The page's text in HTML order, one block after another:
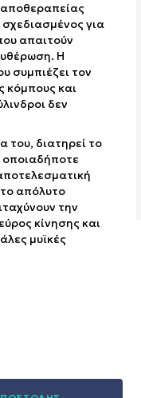
αποθεραπείας
για
απαιτούν
Η
συμπιέζει τον
κόμπους και
δεν
του, διατηρεί το
απόλυτο
την
κίνησης και
μυϊκές